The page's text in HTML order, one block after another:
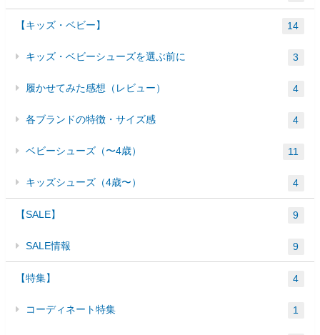
【キッズ・ベビー】 14
キッズ・ベビーシューズを選ぶ前に 3
履かせてみた感想（レビュー） 4
各ブランドの特徴・サイズ感 4
ベビーシューズ（〜4歳） 11
キッズシューズ（4歳〜） 4
【SALE】 9
SALE情報 9
【特集】 4
コーディネート特集 1